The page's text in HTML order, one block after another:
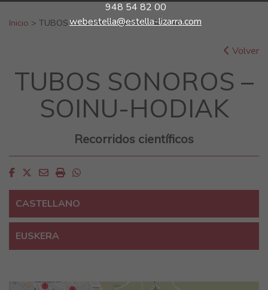
948 54 82 00
webestella@estella-lizarra.com
Buscar:
Inicio > TUBOS SONOROS – SOINU-HODIAK
Volver
TUBOS SONOROS –
SOINU-HODIAK
Recorridos científicos
FacebookTwitter
EmailImprimirWhatsapp
CASTELLANO
EUSKERA